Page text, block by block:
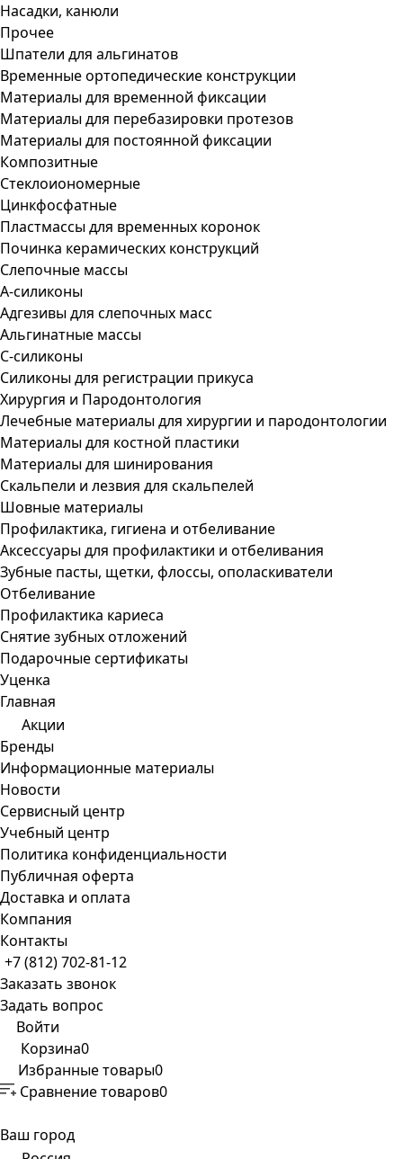
Насадки, канюли
Прочее
Шпатели для альгинатов
Временные ортопедические конструкции
Материалы для временной фиксации
Материалы для перебазировки протезов
Материалы для постоянной фиксации
Композитные
Стеклоиономерные
Цинкфосфатные
Пластмассы для временных коронок
Починка керамических конструкций
Слепочные массы
А-силиконы
Адгезивы для слепочных масс
Альгинатные массы
С-силиконы
Силиконы для регистрации прикуса
Хирургия и Пародонтология
Лечебные материалы для хирургии и пародонтологии
Материалы для костной пластики
Материалы для шинирования
Скальпели и лезвия для скальпелей
Шовные материалы
Профилактика, гигиена и отбеливание
Аксессуары для профилактики и отбеливания
Зубные пасты, щетки, флоссы, ополаскиватели
Отбеливание
Профилактика кариеса
Снятие зубных отложений
Подарочные сертификаты
Уценка
Главная
Акции
Бренды
Информационные материалы
Новости
Сервисный центр
Учебный центр
Политика конфиденциальности
Публичная оферта
Доставка и оплата
Компания
Контакты
+7 (812) 702-81-12
Заказать звонок
Задать вопрос
Войти
Корзина0
Избранные товары0
Сравнение товаров0
Ваш город